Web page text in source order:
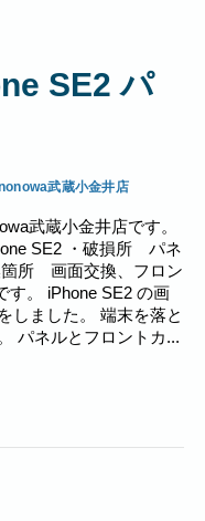
SE2 パ
武蔵小金井店
武蔵小金井店です。
SE2 ・破損所 パネ
箇所 画面交換、フロン
す。 iPhone SE2 の画
しました。 端末を落と
パネルとフロントカ...